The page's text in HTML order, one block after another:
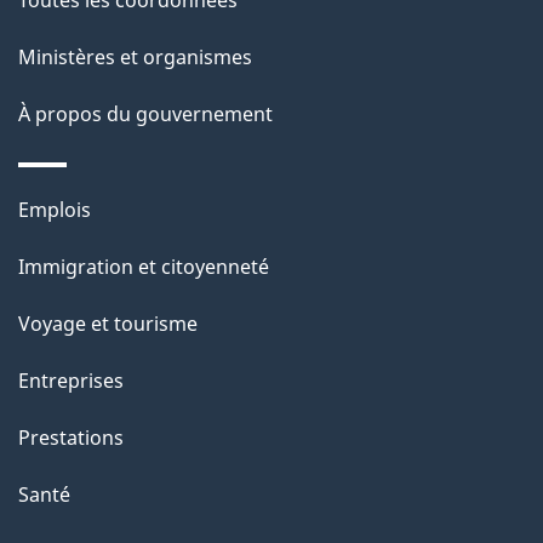
p
a
g
e
Ministères et organismes
À propos du gouvernement
Thèmes
sujets
Emplois
Immigration et citoyenneté
Voyage et tourisme
Entreprises
Prestations
Santé